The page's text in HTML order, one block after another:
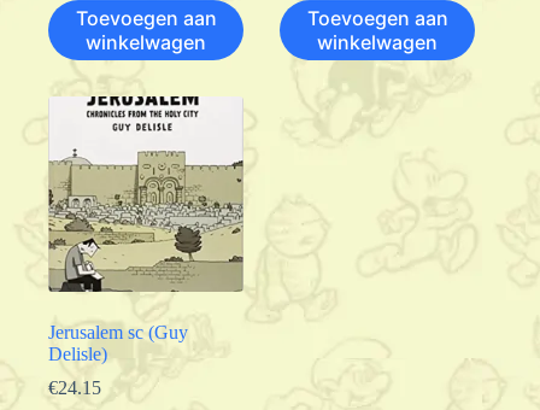
Toevoegen aan
winkelwagen
Toevoegen aan
winkelwagen
Jerusalem sc (Guy
Delisle)
€24.15